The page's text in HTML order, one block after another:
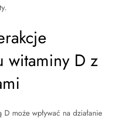
witaminy D z
może wpływać na działanie